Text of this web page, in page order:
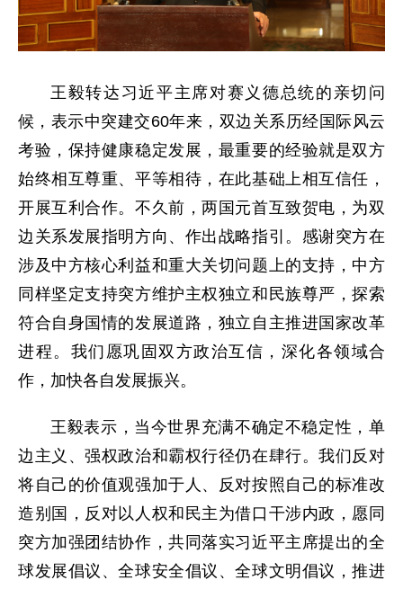
王毅转达习近平主席对赛义德总统的亲切问
候，表示中突建交60年来，双边关系历经国际风云
考验，保持健康稳定发展，最重要的经验就是双方
始终相互尊重、平等相待，在此基础上相互信任，
开展互利合作。不久前，两国元首互致贺电，为双
边关系发展指明方向、作出战略指引。感谢突方在
涉及中方核心利益和重大关切问题上的支持，中方
同样坚定支持突方维护主权独立和民族尊严，探索
符合自身国情的发展道路，独立自主推进国家改革
进程。我们愿巩固双方政治互信，深化各领域合
作，加快各自发展振兴。
王毅表示，当今世界充满不确定不稳定性，单
边主义、强权政治和霸权行径仍在肆行。我们反对
将自己的价值观强加于人、反对按照自己的标准改
造别国，反对以人权和民主为借口干涉内政，愿同
突方加强团结协作，共同落实习近平主席提出的全
球发展倡议、全球安全倡议、全球文明倡议，推进